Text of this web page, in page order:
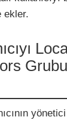
ekler.